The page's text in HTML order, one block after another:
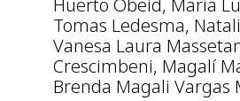
Tomas Ledesma,
Vanesa Laura
Crescimbeni, Magalí
Brenda Magali Vargas